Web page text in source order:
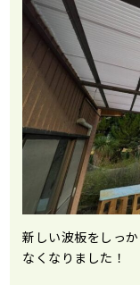
新しい波板をしっ
なくなりました！